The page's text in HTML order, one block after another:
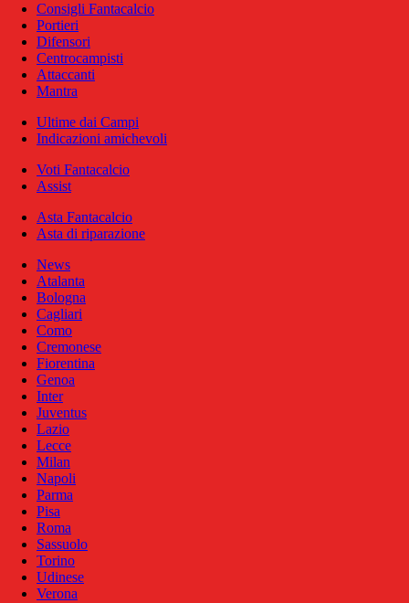
Consigli Fantacalcio
Portieri
Difensori
Centrocampisti
Attaccanti
Mantra
Ultime dai Campi
Indicazioni amichevoli
Voti Fantacalcio
Assist
Asta Fantacalcio
Asta di riparazione
News
Atalanta
Bologna
Cagliari
Como
Cremonese
Fiorentina
Genoa
Inter
Juventus
Lazio
Lecce
Milan
Napoli
Parma
Pisa
Roma
Sassuolo
Torino
Udinese
Verona